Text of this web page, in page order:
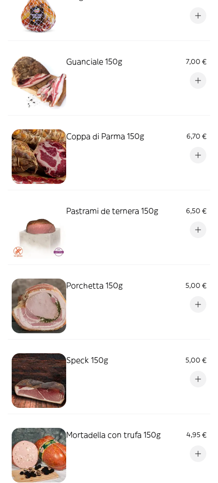
Guanciale 150g 7,00 €
Coppa di Parma 150g 6,70 €
Pastrami de ternera 150g 6,50 €
Porchetta 150g 5,00 €
Speck 150g 5,00 €
Mortadella con trufa 150g 4,95 €